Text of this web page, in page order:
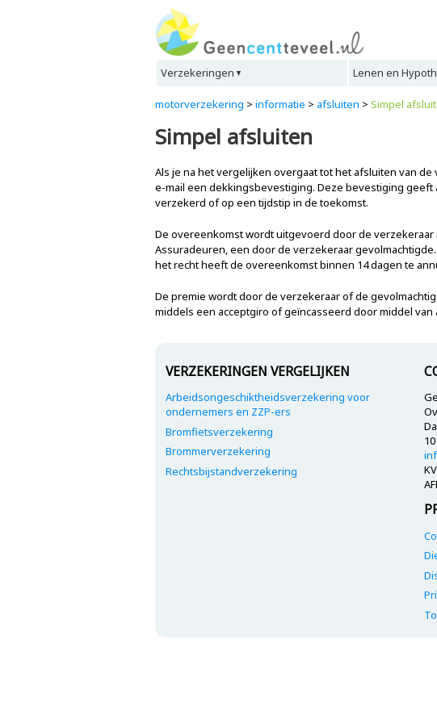
Verzekeringen
Lenen en
motorverzekering > informatie > afsluiten > Simpel
Simpel afsluiten
Als je na het vergelijken overgaat tot het afsluiten van
e-mail een dekkingsbevestiging. Deze bevestiging geeft
verzekerd of op een tijdstip in de toekomst.
De overeenkomst wordt uitgevoerd door de
Assuradeuren, een door de verzekeraar
het recht heeft de overeenkomst binnen 14 dagen te
De premie wordt door de verzekeraar of de
middels een acceptgiro of geïncasseerd door middel van
VERZEKERINGEN VERGELIJKEN
Arbeidsongeschiktheidsverzekering voor
ondernemers en ZZP-ers
Bromfietsverzekering
Brommerverzekering
Rechtsbijstandverzekering